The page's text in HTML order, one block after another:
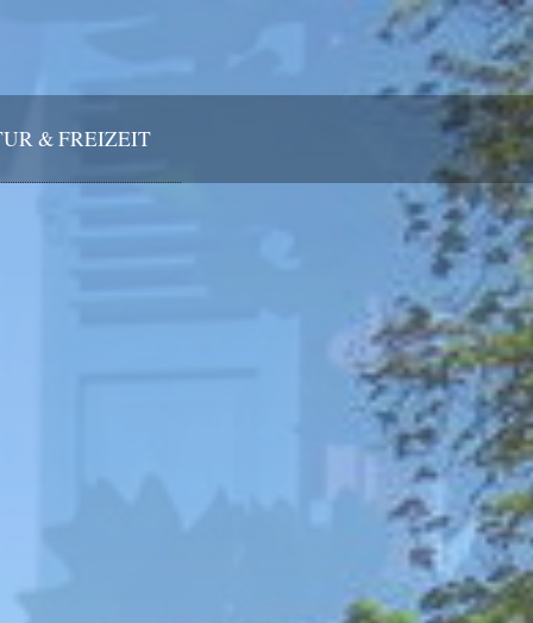
& FREIZEIT